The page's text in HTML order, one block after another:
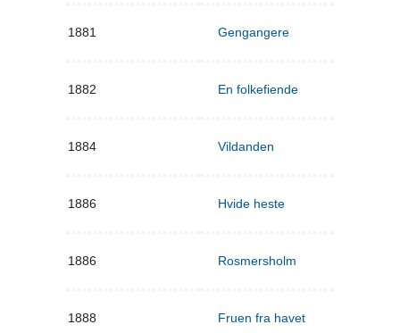
1881 Gengangere
1882 En folkefiende
1884 Vildanden
1886 Hvide heste
1886 Rosmersholm
1888 Fruen fra havet